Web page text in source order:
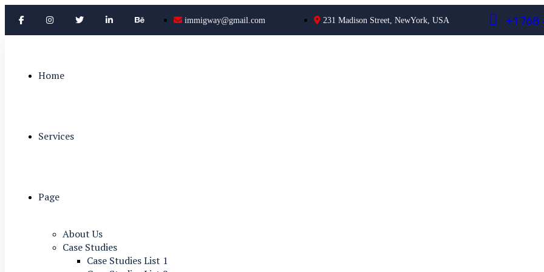
immigway@gmail.com 231 Madison Street, NewYork, USA +1 768
Home
Services
Page
About Us
Case Studies
Case Studies List 1